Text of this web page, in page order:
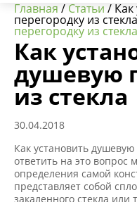
О нас
Главная / Статьи /
перегородку из стекла
перегородку из стекла
Как
душевую
из стекла
30.04.2018
Как установить
ответить на это вопрос
определения самой
представляет собой
закаленного стекла или